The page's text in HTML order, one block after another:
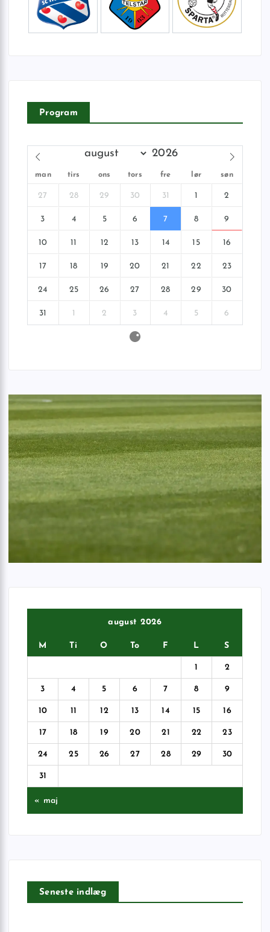
Program
man tirs ons tors fre lør søn
27 28 29 30 31 1 2
3 4 5 6 7 8 9
10 11 12 13 14 15 16
17 18 19 20 21 22 23
24 25 26 27 28 29 30
31 1 2 3 4 5 6
august 2026
M Ti O To F L S
1 2
3 4 5 6 7 8 9
10 11 12 13 14 15 16
17 18 19 20 21 22 23
24 25 26 27 28 29 30
31
« maj
Seneste indlæg